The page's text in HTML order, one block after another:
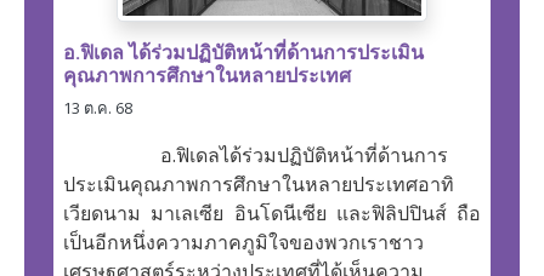
อ.ฟิเดล ได้ร่วมปฏิบัติหน้าที่ด้านการประเมิน
คุณภาพการศึกษาในหลายประเทศ
13 ต.ค. 68
อ.ฟิเดลได้ร่วมปฏิบัติหน้าที่ด้านการ
ประเมินคุณภาพการศึกษาในหลายประเทศอาทิ
เวียดนาม มาเลเซีย อินโดนีเซีย และฟิลิปปินส์ ถือ
เป็นอีกหนึ่งความภาคภูมิใจของพวกเราชาว